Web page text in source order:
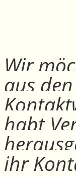
Wir
aus
habt
ihr